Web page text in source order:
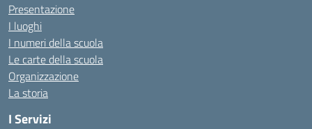
Presentazione
I luoghi
I numeri della scuola
Le carte della scuola
Organizzazione
La storia
I Servizi